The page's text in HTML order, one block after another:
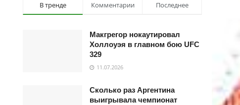
В тренде Комментарии Последнее
Макгрегор нокаутировал
Холлоуэя в главном бою UFC
329
11.07.2026
Сколько раз Аргентина
выигрывала чемпионат